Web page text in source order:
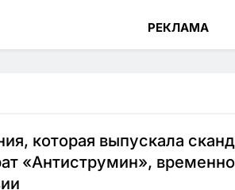
РЕКЛАМА
которая выпускала
«Антиструмин»,